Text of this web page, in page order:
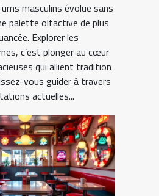
masculins évolue sans
palette olfactive de plus
Explorer les
c’est plonger au cœur
qui allient tradition
vous guider à travers
actuelles...